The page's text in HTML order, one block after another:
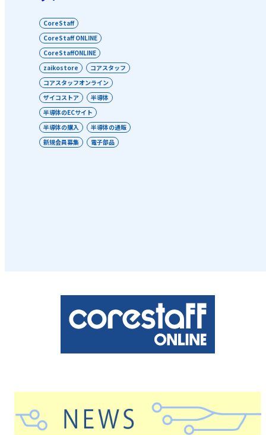
CoreStaff
CoreStaff ONLINE
CoreStaffONLINE
zaikostore
コアスタッフ
コアスタッフオンライン
ザイコストア
半導体
半導体のECサイト
半導体の購入
半導体の通販
新規会員募集
電子部品